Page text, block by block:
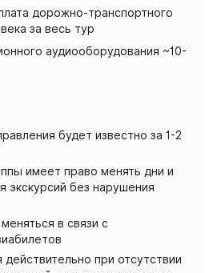
дорожно-транспортного
за весь тур
аудиооборудования ~10-
будет известно за 1-2
имеет право менять дни и
экскурсий без нарушения
в связи с
при отсутствии